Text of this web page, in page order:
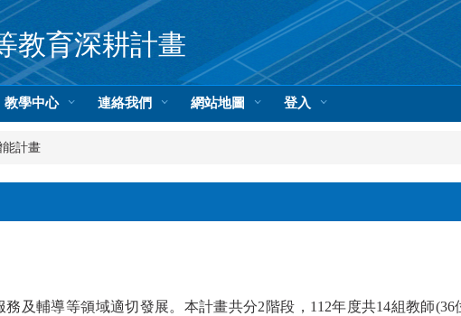
教育深耕計畫
教學中心 連絡我們 網站地圖 登入
計畫
及輔導等領域適切發展。本計畫共分2階段，112年度共14組教師(36